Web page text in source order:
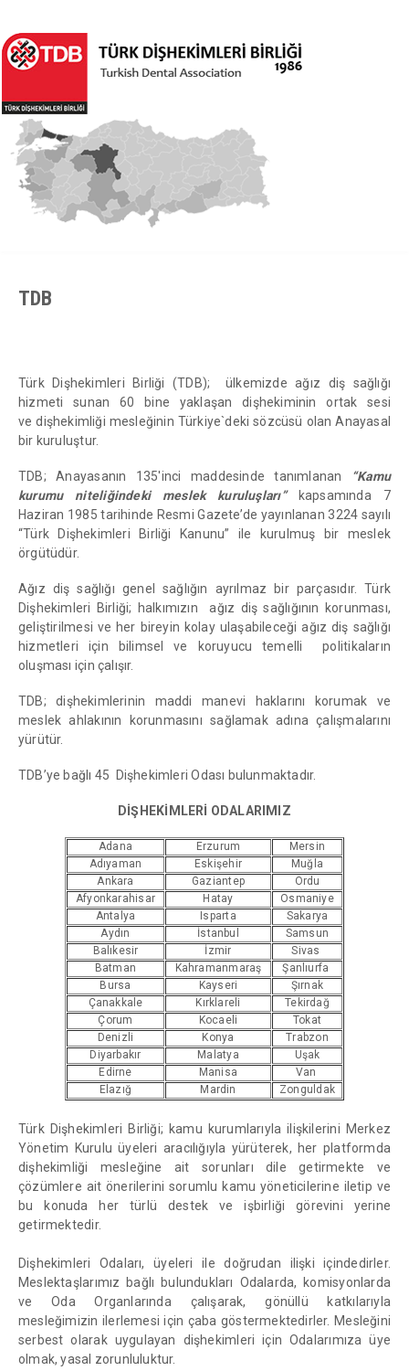
TDB
Türk Dişhekimleri Birliği (TDB); ülkemizde ağız diş sağlığı
hizmeti sunan 60 bine yaklaşan dişhekiminin ortak sesi
ve dişhekimliği mesleğinin Türkiye`deki sözcüsü olan Anayasal
bir kuruluştur.
TDB; Anayasanın 135'inci maddesinde tanımlanan
“Kamu
kurumu niteliğindeki meslek kuruluşları”kapsamında 7
Haziran 1985 tarihinde Resmi Gazete’de yayınlanan 3224 sayılı
“Türk Dişhekimleri Birliği Kanunu” ile kurulmuş bir meslek
örgütüdür.
Ağız diş sağlığı genel sağlığın ayrılmaz bir parçasıdır. Türk
Dişhekimleri Birliği; halkımızın ağız diş sağlığının korunması,
geliştirilmesi ve her bireyin kolay ulaşabileceği ağız diş sağlığı
hizmetleri için bilimsel ve koruyucu temelli politikaların
oluşması için çalışır.
TDB; dişhekimlerinin maddi manevi haklarını korumak ve
meslek ahlakının korunmasını sağlamak adına çalışmalarını
yürütür.
TDB’ye bağlı 45 Dişhekimleri Odası bulunmaktadır.
DİŞHEKİMLERİ ODALARIMIZ
Adana Erzurum
Mersin
Adıyaman
Eskişehir
Muğla
Ankara
Gaziantep
Ordu
Afyonkarahisar
Hatay
Osmaniye
Antalya
Isparta
Sakarya
Aydın
İstanbul
Samsun
Balıkesir
İzmir
Sivas
Batman
Kahramanmaraş
Şanlıurfa
Bursa
Kayseri
Şırnak
Çanakkale
Kırklareli
Tekirdağ
Çorum
Kocaeli
Tokat
Denizli
Konya
Trabzon
Diyarbakır
Malatya
Uşak
Edirne
Manisa
Van
Elazığ
Mardin Zonguldak
Türk Dişhekimleri Birliği; kamu kurumlarıyla ilişkilerini Merkez
Yönetim Kurulu üyeleri aracılığıyla yürüterek, her platformda
dişhekimliği mesleğine ait sorunları dile getirmekte ve
çözümlere ait önerilerini sorumlu kamu yöneticilerine iletip ve
bu konuda her türlü destek ve işbirliği görevini yerine
getirmektedir.
Dişhekimleri Odaları, üyeleri ile doğrudan ilişki içindedirler.
Meslektaşlarımız bağlı bulundukları Odalarda, komisyonlarda
ve Oda Organlarında çalışarak, gönüllü katkılarıyla
mesleğimizin ilerlemesi için çaba göstermektedirler. Mesleğini
serbest olarak uygulayan dişhekimleri için Odalarımıza üye
olmak, yasal zorunluluktur.